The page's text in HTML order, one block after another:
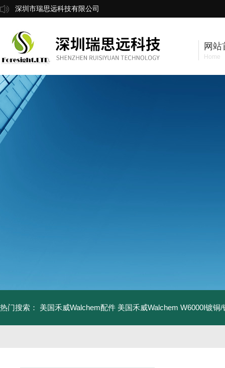
深圳市瑞思远科技有限公司
网站
Home
热门搜索： 美国禾威Walchem配件 美国禾威Walchem W6000I镀铜